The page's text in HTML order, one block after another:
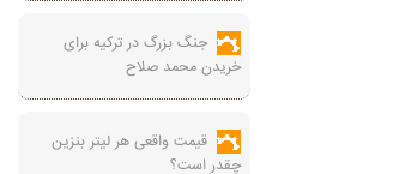
جنگ بزرگ در ترکیه برای
خریدن محمد صلاح
قیمت واقعی هر لیتر بنزین
چقدر است؟